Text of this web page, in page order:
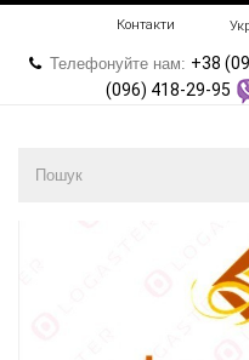
Контакти
Телефонуйте нам: +38
(096) 418-29-95